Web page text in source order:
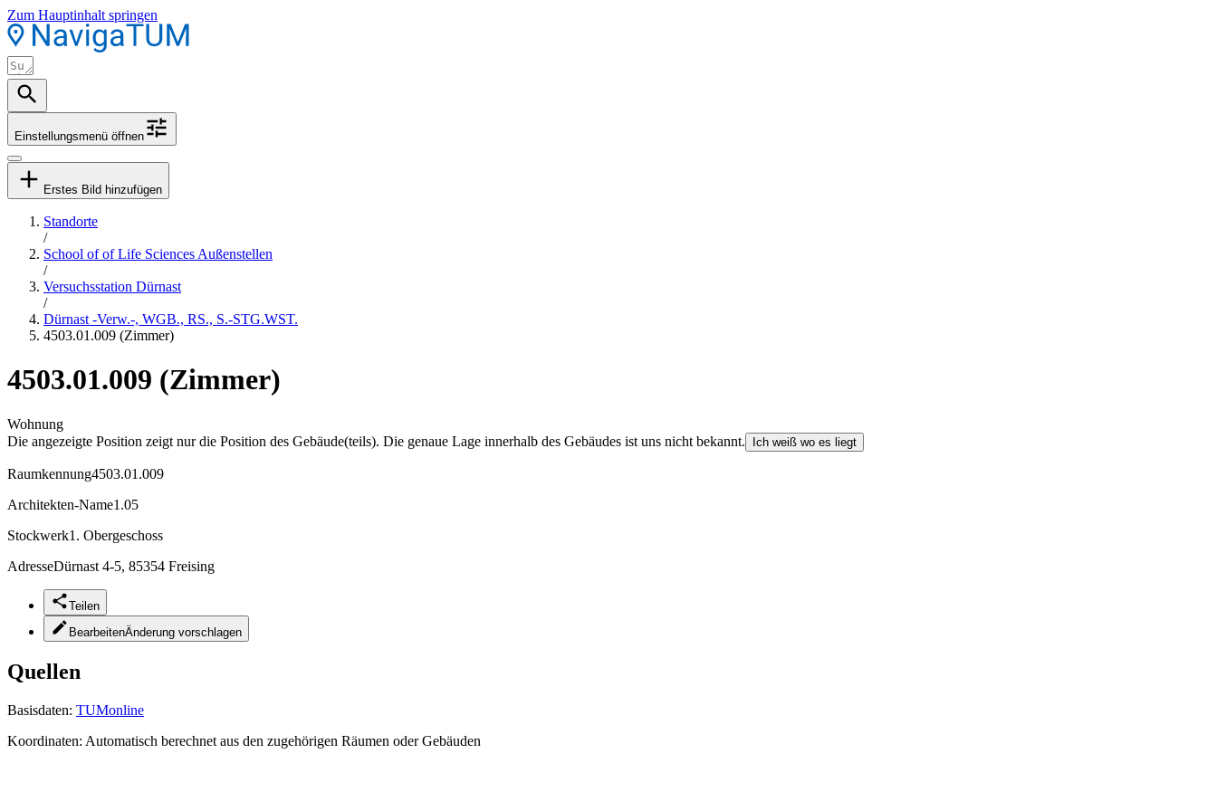
Zum Hauptinhalt springen
Einstellungsmenü öffnen
Erstes Bild hinzufügen
Standorte
/
School of of Life Sciences Außenstellen
/
Versuchsstation Dürnast
/
Dürnast -Verw.-, WGB., RS., S.-STG.WST.
4503.01.009 (Zimmer)
4503.01.009 (Zimmer)
Wohnung
Die angezeigte Position zeigt nur die Position des Gebäude(teils). Die genaue Lage innerhalb des Gebäudes ist uns nicht bekannt.
Ich weiß wo es liegt
Raumkennung4503.01.009
Architekten-Name1.05
Stockwerk1. Obergeschoss
AdresseDürnast 4-5, 85354 Freising
Teilen
BearbeitenÄnderung vorschlagen
Quellen
Basisdaten: TUMonline
Koordinaten: Automatisch berechnet aus den zugehörigen Räumen oder Gebäuden